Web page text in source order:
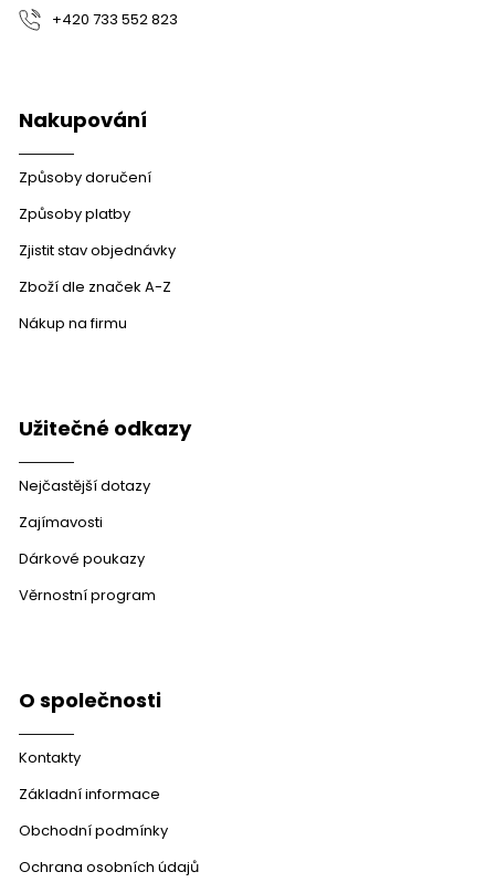
+420 733 552 823
Nakupování
Způsoby doručení
Způsoby platby
Zjistit stav objednávky
Zboží dle značek A-Z
Nákup na firmu
Užitečné odkazy
Nejčastější dotazy
Zajímavosti
Dárkové poukazy
Věrnostní program
O společnosti
Kontakty
Základní informace
Obchodní podmínky
Ochrana osobních údajů